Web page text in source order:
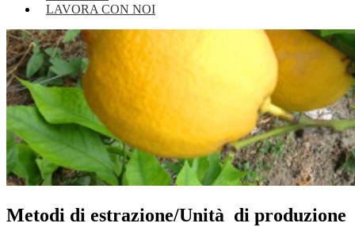
LAVORA CON NOI
Metodi di estrazione/Unità di produzione